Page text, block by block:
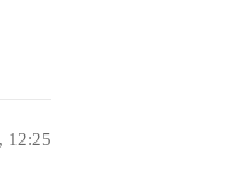
12:25